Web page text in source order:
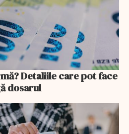
Detaliile care pot face
dosarul